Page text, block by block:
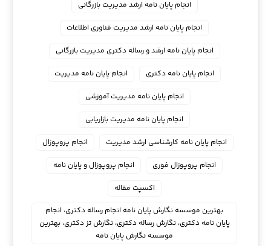
انجام پایان نامه ارشد مدیریت بازرگانی
انجام پایان نامه ارشد مدیریت فناوری اطلاعات
انجام پایان نامه ارشد و رساله دکتری مدیریت بازرگانی
انجام پایان نامه دکتری
انجام پایان نامه مدیریت
انجام پایان نامه مدیریت آموزشی
انجام پایان نامه مدیریت بازاریابی
انجام پایان نامه کارشناسی ارشد مدیریت
انجام پروپوزال
انجام پروپوزال فوری
انجام پروپوزال و پایان نامه
اکسپت مقاله
بهترین موسسه نگارش پایان نامه انجام رساله دکتری، انجام
پایان نامه دکتری، نگارش رساله دکتری، نگارش تز دکتری، بهترین
موسسه نگارش پایان نامه